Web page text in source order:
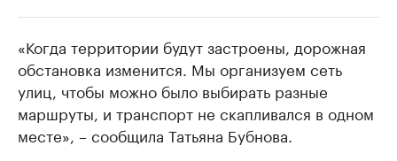
Крупнейшие производители и
продавцы медийной продукции
Ознакомьтесь с информацией в каталоге
Страховые
Посмотрите в
«Когда территории будут застроены, дорожная
обстановка изменится. Мы организуем сеть
улиц, чтобы можно было выбирать разные
маршруты, и транспорт не скапливался в одном
месте», – сообщила Татьяна Бубнова.